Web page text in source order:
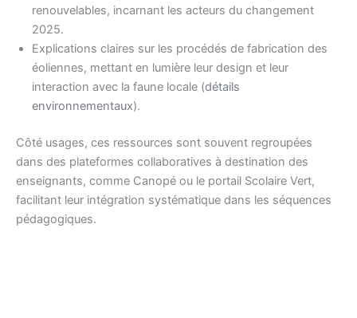
renouvelables, incarnant les acteurs du changement
2025.
Explications claires sur les procédés de fabrication des
éoliennes, mettant en lumière leur design et leur
interaction avec la faune locale (détails
environnementaux).
Côté usages, ces ressources sont souvent regroupées
dans des plateformes collaboratives à destination des
enseignants, comme Canopé ou le portail Scolaire Vert,
facilitant leur intégration systématique dans les séquences
pédagogiques.